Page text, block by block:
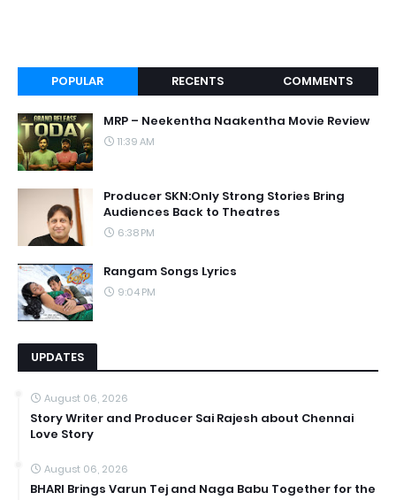
POPULAR RECENTS COMMENTS
MRP – Neekentha Naakentha Movie Review
11:39 AM
Producer SKN:Only Strong Stories Bring
Audiences Back to Theatres
6:38 PM
Rangam Songs Lyrics
9:04 PM
UPDATES
August 06, 2026
Story Writer and Producer Sai Rajesh about Chennai
Love Story
August 06, 2026
BHARI Brings Varun Tej and Naga Babu Together for the